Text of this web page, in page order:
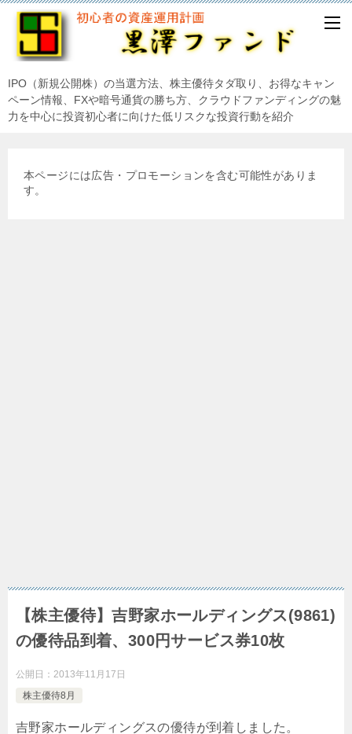
IPO（新規公開株）の当選方法、株主優待タダ取り、お得なキャン
ペーン情報、FXや暗号通貨の勝ち方、クラウドファンディングの魅
力を中心に投資初心者に向けた低リスクな投資行動を紹介
本ページには広告・プロモーションを含む可能性がありま
す。
【株主優待】吉野家ホールディングス(9861)
の優待品到着、300円サービス券10枚
公開日： 2013年11月17日
株主優待8月
吉野家ホールディングスの優待が到着しました。